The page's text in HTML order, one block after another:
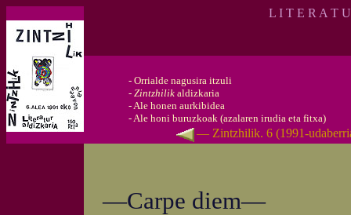
L I T E R A T
- Orrialde nagusira itzuli
- Zintzhilik aldizkaria
-Ale honen aurkibidea
-Ale honi buruzkoak (azalaren irudia eta fitxa)
— Zintzhilik. 6 (1991-
—Carpe diem—